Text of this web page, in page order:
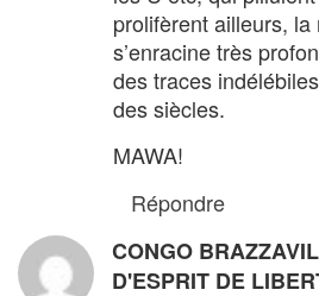
prolifèrent ailleurs, la
s’enracine très
des traces
des siècles.
MAWA!
Répondre
CONGO
D'ESPRIT DE